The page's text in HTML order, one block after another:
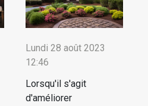
Lundi 28 août 2023
12:46
Lorsqu'il s'agit
d'améliorer